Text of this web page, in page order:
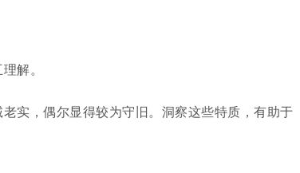
解。
实，偶尔显得较为守旧。洞察这些特质，有助于